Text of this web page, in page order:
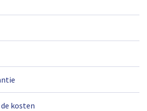
kosten